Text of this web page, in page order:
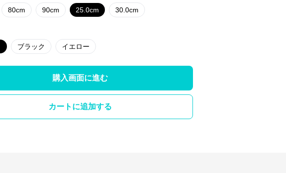
80cm 90cm 25.0cm 30.0cm
ブラック イエロー
購入画面に進む
カートに追加する